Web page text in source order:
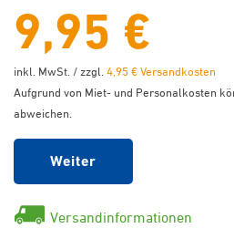
9,95 €
inkl. MwSt. / zzgl. 4,95 € Versandkosten
Aufgrund von Miet- und Personalkosten
abweichen.
Weiter
Versandinformationen